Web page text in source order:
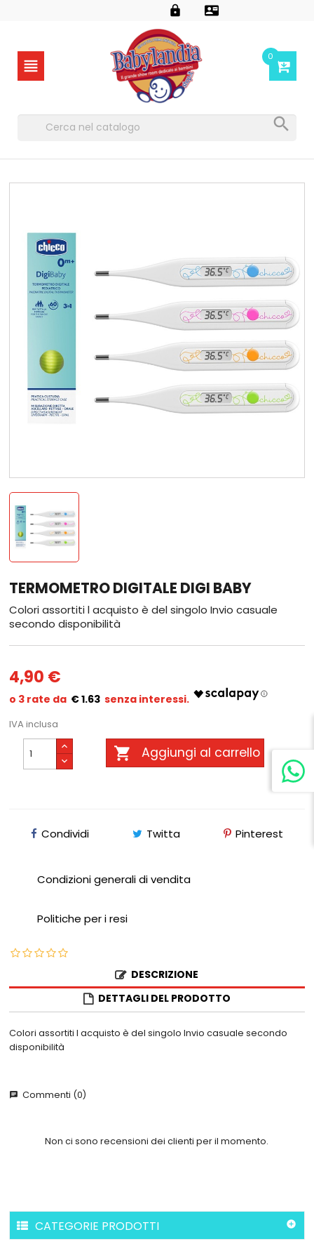
 
 0

TERMOMETRO DIGITALE DIGI BABY
Colori assortiti l acquisto è del singolo Invio casuale
secondo disponibilità
4,90 €
€ 1.63
IVA inclusa
 Aggiungi al carrello
Condividi Twitta Pinterest
Condizioni generali di vendita
Politiche per i resi
DESCRIZIONE
DETTAGLI DEL PRODOTTO
Colori assortiti l acquisto è del singolo Invio casuale secondo
disponibilità
chat Commenti (0)
Non ci sono recensioni dei clienti per il momento.
CATEGORIE PRODOTTI 